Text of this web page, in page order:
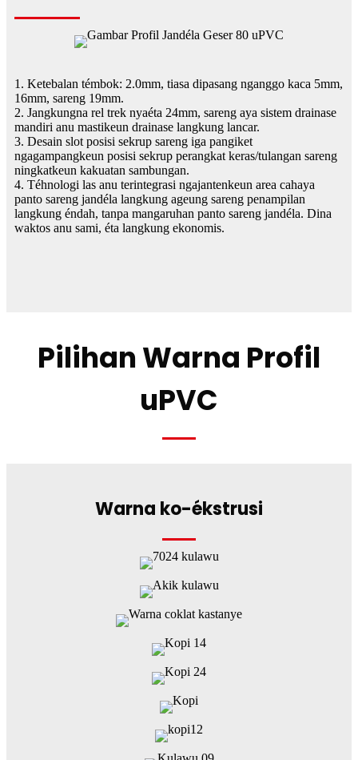
1. Ketebalan témbok: 2.0mm, tiasa dipasang nganggo kaca 5mm,
16mm, sareng 19mm.
2. Jangkungna rel trek nyaéta 24mm, sareng aya sistem drainase
mandiri anu mastikeun drainase langkung lancar.
3. Desain slot posisi sekrup sareng iga pangiket
ngagampangkeun posisi sekrup perangkat keras/tulangan sareng
ningkatkeun kakuatan sambungan.
4. Téhnologi las anu terintegrasi ngajantenkeun area cahaya
panto sareng jandéla langkung ageung sareng penampilan
langkung éndah, tanpa mangaruhan panto sareng jandéla. Dina
waktos anu sami, éta langkung ekonomis.
Pilihan Warna Profil
uPVC
Warna ko-ékstrusi